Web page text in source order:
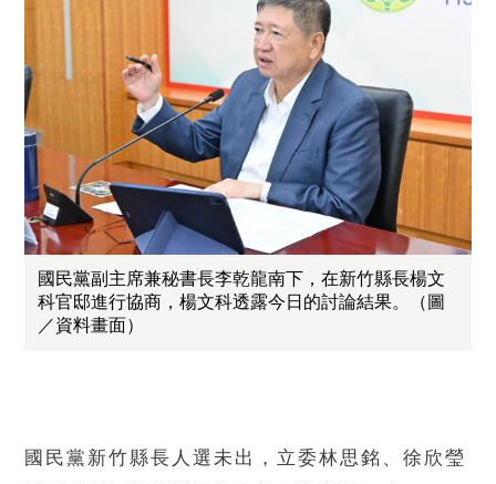
國民黨副主席兼秘書長李乾龍南下，在新竹縣長楊文
科官邸進行協商，楊文科透露今日的討論結果。（圖
／資料畫面）
國民黨新竹縣長人選未出，立委林思銘、徐欣瑩